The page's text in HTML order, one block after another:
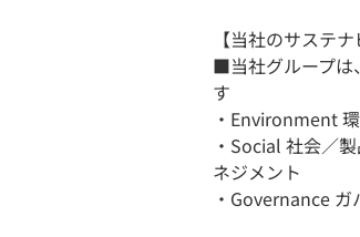
【当社のサステナ
■当社グループは
す
・Environment
・Social 社会／
ネジメント
・Governance